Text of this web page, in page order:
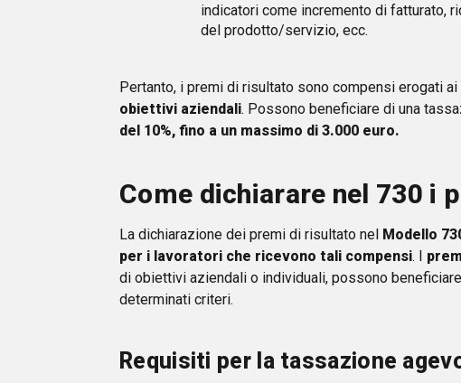
indicatori come incremento di fatturato,
del prodotto/servizio, ecc.
Pertanto, i premi di risultato sono compensi erogati
obiettivi aziendali. Possono beneficiare di una
del 10%, fino a un massimo di 3.000 euro.
Come dichiarare nel 730 i
La dichiarazione dei premi di risultato nel Modello
per i lavoratori che ricevono tali compensi. I
di obiettivi aziendali o individuali, possono
determinati criteri.
Requisiti per la tassazione